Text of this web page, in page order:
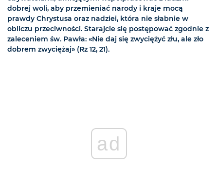
dobrej woli, aby przemieniać narody i kraje mocą
prawdy Chrystusa oraz nadziei, która nie słabnie w
obliczu przeciwności. Starajcie się postępować zgodnie z
zaleceniem św. Pawła: «Nie daj się zwyciężyć złu, ale zło
dobrem zwyciężaj» (Rz 12, 21).
ad